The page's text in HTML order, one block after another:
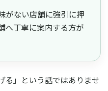
がない店舗に強引に押
へ丁寧に案内する方が
る」という話ではありませ